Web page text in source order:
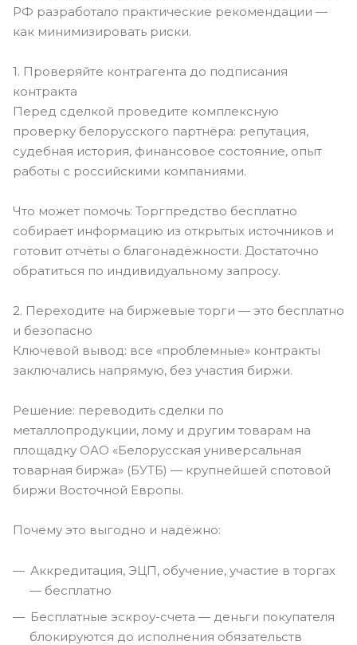
РФ разработало практические рекомендации —
как минимизировать риски.
1. Проверяйте контрагента до подписания
контракта
Перед сделкой проведите комплексную
проверку белорусского партнёра: репутация,
судебная история, финансовое состояние, опыт
работы с российскими компаниями.
Что может помочь: Торгпредство бесплатно
собирает информацию из открытых источников и
готовит отчёты о благонадёжности. Достаточно
обратиться по индивидуальному запросу.
2. Переходите на биржевые торги — это бесплатно
и безопасно
Ключевой вывод: все «проблемные» контракты
заключались напрямую, без участия биржи.
Решение: переводить сделки по
металлопродукции, лому и другим товарам на
площадку ОАО «Белорусская универсальная
товарная биржа» (БУТБ) — крупнейшей спотовой
биржи Восточной Европы.
Почему это выгодно и надёжно:
Аккредитация, ЭЦП, обучение, участие в торгах
— бесплатно
Бесплатные эскроу-счета — деньги покупателя
блокируются до исполнения обязательств